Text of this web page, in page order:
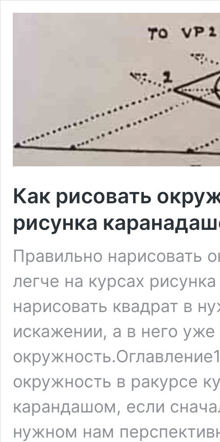
Как рисовать
рисунка
Правильно нарисовать
легче на курсах
нарисовать квадрат в
искажении, а в него уже
окружность в ракурсе
карандашом, если
нужном нам